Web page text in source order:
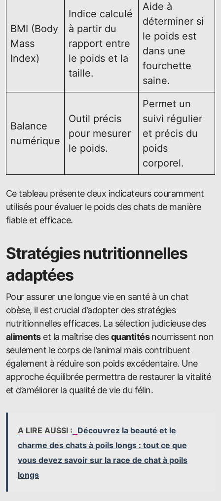
BMI (Body
Mass
Index)
Indice calculé
à partir du
rapport entre
le poids et la
taille.
Aide à
déterminer si
le poids est
dans une
fourchette
saine.
Balance
numérique
Outil précis
pour mesurer
le poids.
Permet un
suivi régulier
et précis du
poids
corporel.
Ce tableau présente deux indicateurs couramment
utilisés pour évaluer le poids des chats de manière
fiable et efficace.
Stratégies nutritionnelles
adaptées
Pour assurer une longue vie en santé à un chat
obèse, il est crucial d’adopter des stratégies
nutritionnelles efficaces. La sélection judicieuse des
alimentset la maîtrise desquantitésnourrissent non
seulement le corps de l’animal mais contribuent
également à réduire son poids excédentaire. Une
approche équilibrée permettra de restaurer la vitalité
et d’améliorer la qualité de vie du félin.
A LIRE AUSSI : Découvrez la beauté et le
charme des chats à poils longs : tout ce que
vous devez savoir sur la race de chat à poils
longs